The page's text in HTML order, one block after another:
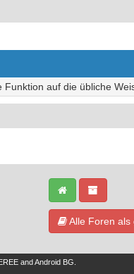
auf die übliche
Alle Foren als
andAndroid BG